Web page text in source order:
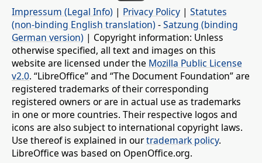
Impressum (Legal Info) | Privacy Policy | Statutes
(non-binding English translation) -Satzung (binding
German version) | Copyright information: Unless
otherwise specified, all text and images on this
website are licensed under the Mozilla Public License
v2.0. “LibreOffice” and “The Document Foundation” are
registered trademarks of their corresponding
registered owners or are in actual use as trademarks
in one or more countries. Their respective logos and
icons are also subject to international copyright laws.
Use thereof is explained in ourtrademark policy.
LibreOffice was based on OpenOffice.org.